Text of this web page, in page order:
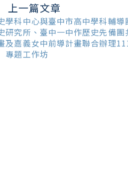
上一篇文章
學科中心與臺中市高中學科輔
研究所、臺中一中作歷史先備
及嘉義女中前導計畫聯合辦理
專題工作坊